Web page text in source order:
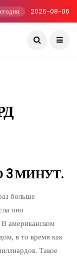
2026-08-06
3 МИНУТ.
больше
оно
американском
в то время как
Такое